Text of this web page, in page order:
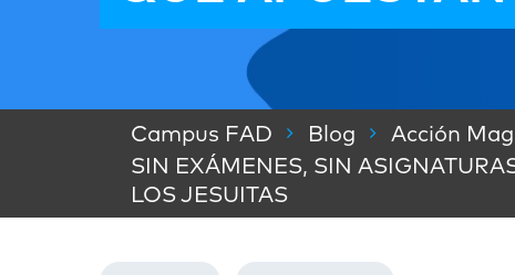
Campus FAD Blog
Acción
SIN EXÁMENES, SIN
LOS JESUITAS